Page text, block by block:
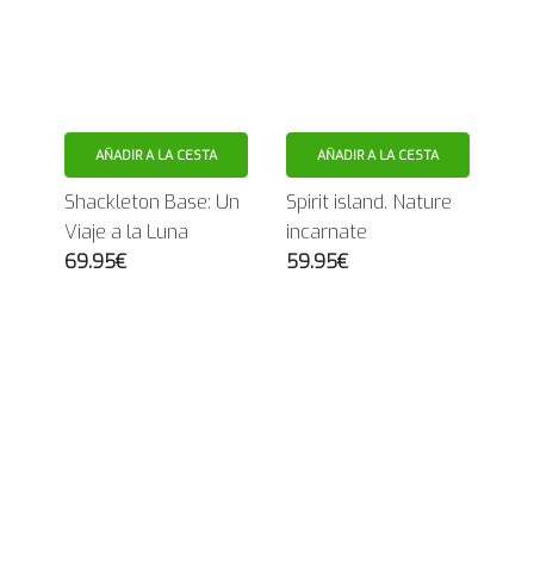
AÑADIR A LA CESTA
Shackleton Base: Un
Viaje a la Luna
69.95€
AÑADIR A LA CESTA
Spirit island. Nature
incarnate
59.95€